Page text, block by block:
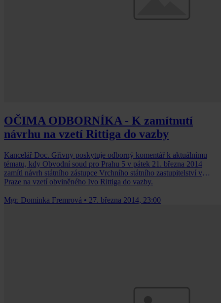
OČIMA ODBORNÍKA - K zamítnutí
návrhu na vzetí Rittiga do vazby
Kancelář Doc. Gřivny poskytuje odborný komentář k aktuálnímu
tématu, kdy Obvodní soud pro Prahu 5 v pátek 21. března 2014
zamítl návrh státního zástupce Vrchního státního zastupitelství v
Praze na vzetí obviněného Ivo Rittiga do vazby.
Mgr. Dominka Fremrová • 27. března 2014, 23:00